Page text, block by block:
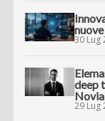
30 Lug
deep
29 Lug